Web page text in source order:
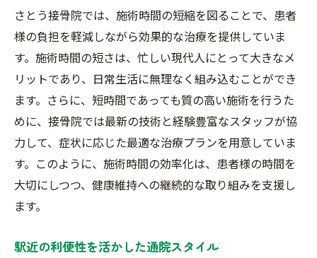
さとう接骨院では、施術時間の短縮を図ることで、患者
様の負担を軽減しながら効果的な治療を提供していま
す。施術時間の短さは、忙しい現代人にとって大きなメ
リットであり、日常生活に無理なく組み込むことができ
ます。さらに、短時間であっても質の高い施術を行うた
めに、接骨院では最新の技術と経験豊富なスタッフが協
力して、症状に応じた最適な治療プランを用意していま
す。このように、施術時間の効率化は、患者様の時間を
大切にしつつ、健康維持への継続的な取り組みを支援し
ます。
駅近の利便性を活かした通院スタイル